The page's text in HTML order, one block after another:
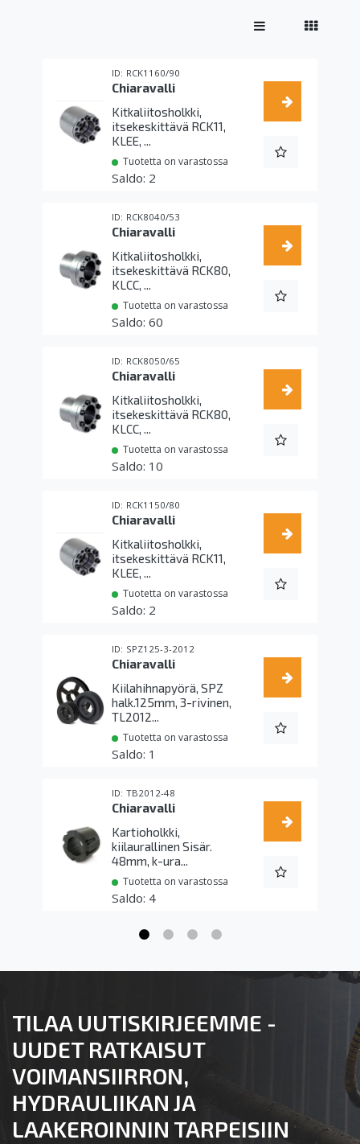
RCK1160/90
Chiaravalli
Kitkaliitosholkki,
itsekeskittävä RCK11,
KLEE, ...
Tuotetta on varastossa
2
RCK8040/53
Chiaravalli
Kitkaliitosholkki,
itsekeskittävä RCK80,
KLCC, ...
Tuotetta on varastossa
60
RCK8050/65
Chiaravalli
Kitkaliitosholkki,
itsekeskittävä RCK80,
KLCC, ...
Tuotetta on varastossa
10
RCK1150/80
Chiaravalli
Kitkaliitosholkki,
itsekeskittävä RCK11,
KLEE, ...
Tuotetta on varastossa
2
SPZ125-3-2012
Chiaravalli
Kiilahihnapyörä, SPZ
halk.125mm, 3-rivinen,
TL2012...
Tuotetta on varastossa
1
TB2012-48
Chiaravalli
Kartioholkki,
kiilaurallinen Sisär.
48mm, k-ura...
Tuotetta on varastossa
4
TILAA UUTISKIRJEEMME -
UUDET RATKAISUT
VOIMANSIIRRON,
HYDRAULIIKAN JA
LAAKEROINNIN TARPEISIIN